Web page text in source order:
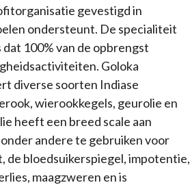
gevestigd in
ondersteunt. De specialiteit
dat 100% van de opbrengst
Goloka
diverse soorten Indiase
wierookkegels, geurolie en
heeft een breed scale aan
andere te gebruiken voor
de bloedsuikerspiegel, impotentie,
maagzweren en is